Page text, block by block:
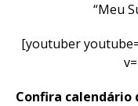
“Meu
[youtuber
Confira calendário